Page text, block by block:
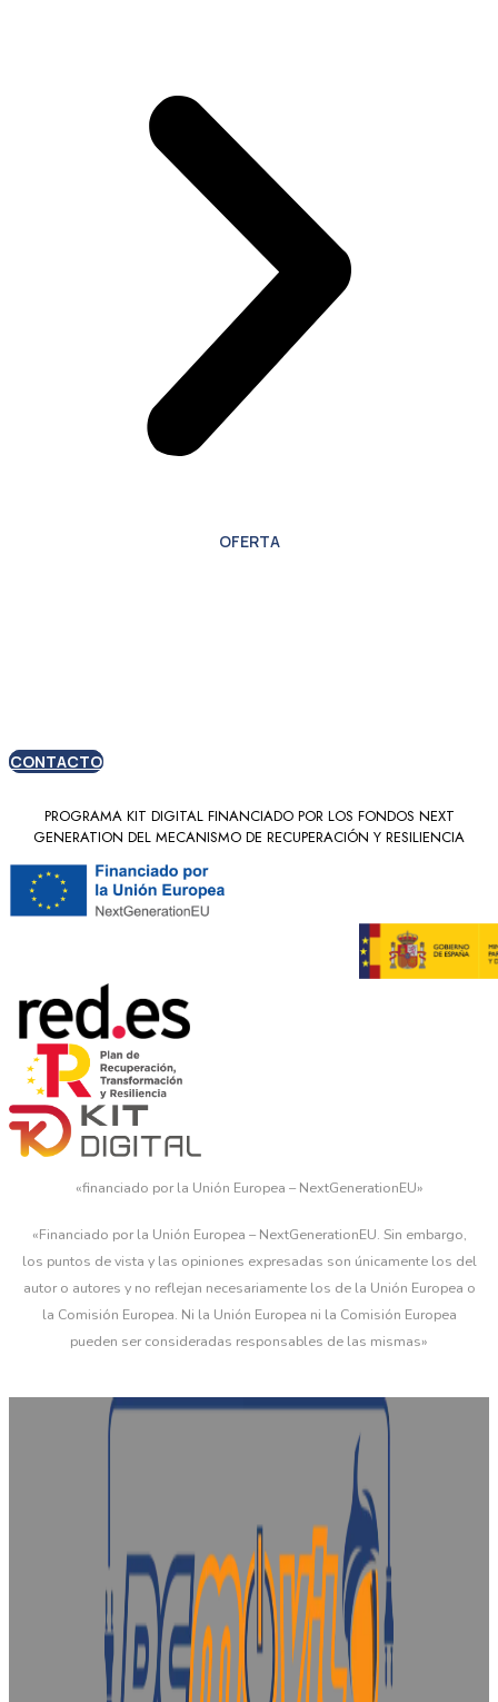
OFERTA
CONTACTO
PROGRAMA KIT DIGITAL FINANCIADO POR LOS FONDOS NEXT
GENERATION DEL MECANISMO DE RECUPERACIÓN Y RESILIENCIA
«financiado por la Unión Europea – NextGenerationEU»
«Financiado por la Unión Europea – NextGenerationEU. Sin embargo,
los puntos de vista y las opiniones expresadas son únicamente los del
autor o autores y no reflejan necesariamente los de la Unión Europea o
la Comisión Europea. Ni la Unión Europea ni la Comisión Europea
pueden ser consideradas responsables de las mismas»